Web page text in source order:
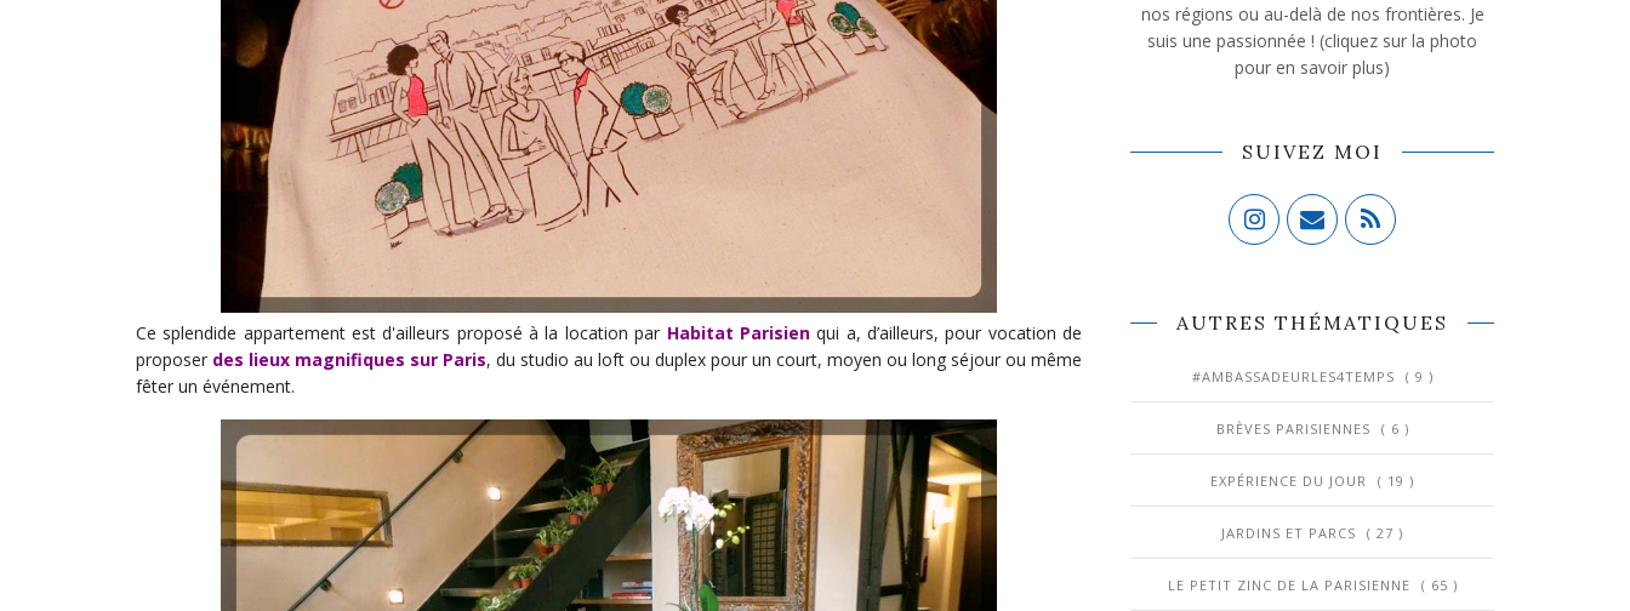
Ce splendide appartement est d'ailleurs proposé à la location par Habitat Parisienqui a, d’ailleurs, pour vocation de
proposer des lieux magnifiques sur Paris, du studio au loft ou duplex pour un court, moyen ou long séjour ou même
fêter un événement.
nos régions ou au-delà de nos frontières. Je
suis une passionnée ! (cliquez sur la photo
pour en savoir plus)
SUIVEZ MOI
AUTRES THÉMATIQUES
#AMBASSADEURLES4TEMPS ( 9 )
BRÈVES PARISIENNES ( 6 )
EXPÉRIENCE DU JOUR ( 19 )
JARDINS ET PARCS ( 27 )
LE PETIT ZINC DE LA PARISIENNE ( 65 )